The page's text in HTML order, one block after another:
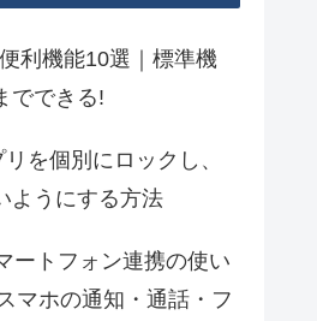
利機能10選｜標準機
でできる!
を個別にロックし、
ようにする方法
ートフォン連携の使い
マホの通知・通話・フ